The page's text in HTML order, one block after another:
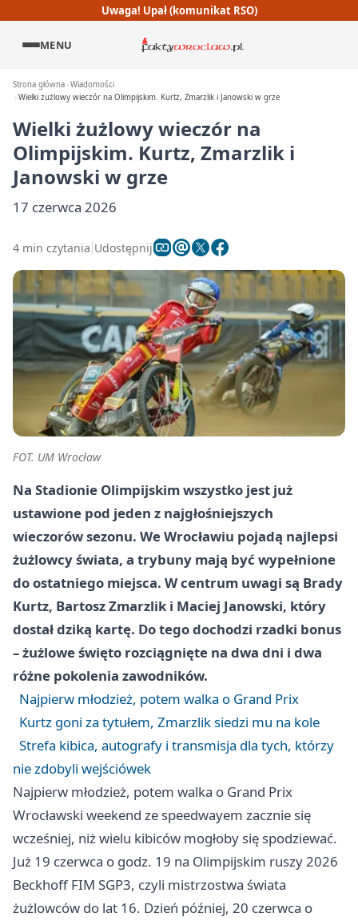
Uwaga! Upał (komunikat RSO)
MENU
Strona główna Wiadomości
Wielki żużlowy wieczór na Olimpijskim. Kurtz, Zmarzlik i Janowski w grze
Wielki żużlowy wieczór na
Olimpijskim. Kurtz, Zmarzlik i
Janowski w grze
17 czerwca 2026
4 min czytania Udostępnij
FOT. UM Wrocław
Na Stadionie Olimpijskim wszystko jest już
ustawione pod jeden z najgłośniejszych
wieczorów sezonu. We Wrocławiu pojadą najlepsi
żużlowcy świata, a trybuny mają być wypełnione
do ostatniego miejsca. W centrum uwagi są Brady
Kurtz, Bartosz Zmarzlik i Maciej Janowski, który
dostał dziką kartę. Do tego dochodzi rzadki bonus
– żużlowe święto rozciągnięte na dwa dni i dwa
różne pokolenia zawodników.
Najpierw młodzież, potem walka o Grand Prix
Kurtz goni za tytułem, Zmarzlik siedzi mu na kole
Strefa kibica, autografy i transmisja dla tych, którzy
nie zdobyli wejściówek
Najpierw młodzież, potem walka o Grand Prix
Wrocławski weekend ze speedwayem zacznie się
wcześniej, niż wielu kibiców mogłoby się spodziewać.
Już 19 czerwca o godz. 19 na Olimpijskim ruszy 2026
Beckhoff FIM SGP3, czyli mistrzostwa świata
żużlowców do lat 16. Dzień później, 20 czerwca o